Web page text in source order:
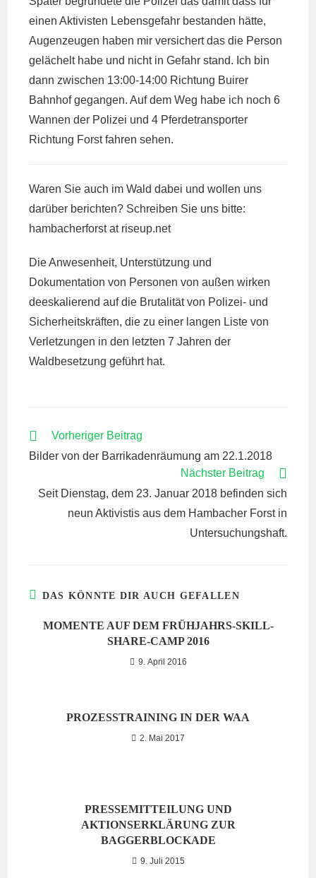
einen Aktivisten Lebensgefahr bestanden hätte,
Augenzeugen haben mir versichert das die Person
gelächelt habe und nicht in Gefahr stand. Ich bin
dann zwischen 13:00-14:00 Richtung Buirer
Bahnhof gegangen. Auf dem Weg habe ich noch 6
Wannen der Polizei und 4 Pferdetransporter
Richtung Forst fahren sehen.
Waren Sie auch im Wald dabei und wollen uns
darüber berichten? Schreiben Sie uns bitte:
hambacherforst at riseup.net
Die Anwesenheit, Unterstützung und
Dokumentation von Personen von außen wirken
deeskalierend auf die Brutalität von Polizei- und
Sicherheitskräften, die zu einer langen Liste von
Verletzungen in den letzten 7 Jahren der
Waldbesetzung geführt hat.
WEITERE
ANSEHEN
Vorheriger Beitrag
Bilder von der Barrikadenräumung am 22.1.2018
Nächster Beitrag
Seit Dienstag, dem 23. Januar 2018 befinden sich
neun Aktivistis aus dem Hambacher Forst in
Untersuchungshaft.
DAS KÖNNTE DIR AUCH GEFALLEN
MOMENTE AUF DEM FRÜHJAHRS-SKILL-
SHARE-CAMP 2016
9. April 2016
PROZESSTRAINING IN DER WAA
2. Mai 2017
PRESSEMITTEILUNG UND
AKTIONSERKLÄRUNG ZUR
BAGGERBLOCKADE
9. Juli 2015